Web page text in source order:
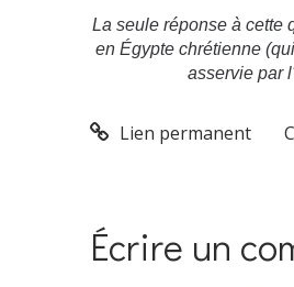
La seule réponse à cette
en Égypte chrétienne
asservie par
Lien permanent
Écrire un